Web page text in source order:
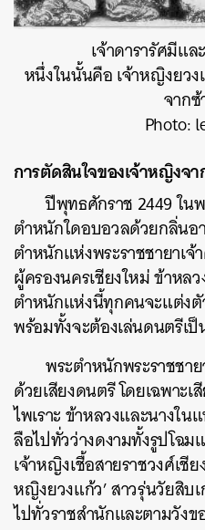
เจ้าดารารัศมีแ
หนึ่งในนั้นคือ เจ้าหญิงยว
จาก
Photo:
การตัดสินใจของเจ้าหญิงจ
ปีพุทธศักราช 2449 ใน
ตำหนักใดอบอวลด้วยกลิ่นอ
ตำหนักแห่งพระราชชายาเจ้
ผู้ครองนครเชียงใหม่ ข้าหล
ตำหนักแห่งนี้ทุกคนจะแต่งตั
พร้อมทั้งจะต้องเล่นดนตรีเ
พระตำหนักพระราชชา
ด้วยเสียงดนตรี โดยเฉพาะเ
ไพเราะ ข้าหลวงและนางใ
ลือไปทั่วว่างดงามทั้งรูปโฉม
เจ้าหญิงเชื้อสายราชวงศ์เชี
หญิงยวงแก้ว’ สาวรุ่นวัยสิบ
ไปทั่วราชสำนักและตามวังข